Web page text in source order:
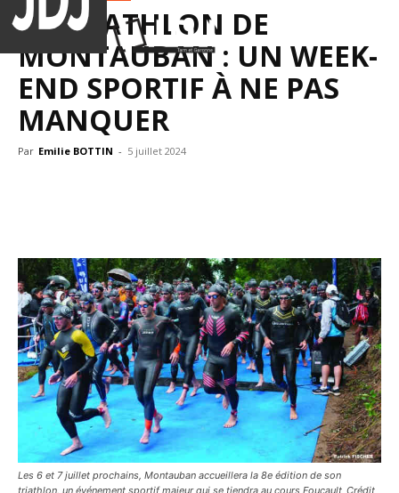
LE TRIATHLON DE
MONTAUBAN : UN WEEK-
END SPORTIF À NE PAS
MANQUER
Par Emilie BOTTIN - 5 juillet 2024
Les 6 et 7 juillet prochains, Montauban accueillera la 8e édition de son
triathlon, un événement sportif majeur qui se tiendra au cours Foucault_Crédit